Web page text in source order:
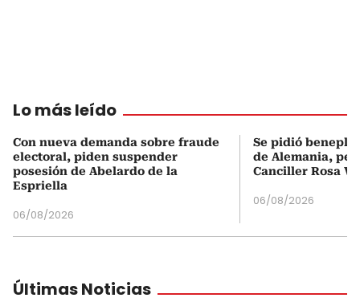
Lo más leído
Con nueva demanda sobre fraude
electoral, piden suspender
posesión de Abelardo de la
Espriella
06/08/2026
Se pidió
de Alemania,
Canciller Rosa
06/08/2026
Últimas Noticias